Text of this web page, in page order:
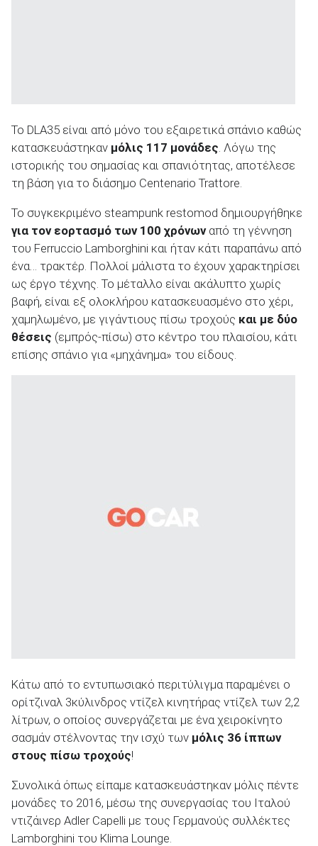
Το DLA35 είναι από μόνο του εξαιρετικά σπάνιο καθώς
κατασκευάστηκαν μόλις 117 μονάδες . Λόγω της
ιστορικής του σημασίας και σπανιότητας, αποτέλεσε
τη βάση για το διάσημο Centenario Trattore.
Το συγκεκριμένο steampunk restomod δημιουργήθηκε
για τον εορτασμό των 100 χρόνωναπό τη γέννηση
του Ferruccio Lamborghini και ήταν κάτι παραπάνω από
ένα… τρακτέρ. Πολλοί μάλιστα το έχουν χαρακτηρίσει
ως έργο τέχνης. Το μέταλλο είναι ακάλυπτο χωρίς
βαφή, είναι εξ ολοκλήρου κατασκευασμένο στο χέρι,
χαμηλωμένο, με γιγάντιους πίσω τροχούς και με δύο
θέσεις (εμπρός-πίσω) στο κέντρο του πλαισίου, κάτι
επίσης σπάνιο για «μηχάνημα» του είδους.
Κάτω από το εντυπωσιακό περιτύλιγμα παραμένει ο
ορίτζιναλ 3κύλινδρος ντίζελ κινητήρας ντίζελ των 2,2
λίτρων, ο οποίος συνεργάζεται με ένα χειροκίνητο
σασμάν στέλνοντας την ισχύ των μόλις 36 ίππων
στους πίσω τροχούς!
Συνολικά όπως είπαμε κατασκευάστηκαν μόλις πέντε
μονάδες το 2016, μέσω της συνεργασίας του Ιταλού
ντιζάινερ Adler Capelli με τους Γερμανούς συλλέκτες
Lamborghini του Klima Lounge.